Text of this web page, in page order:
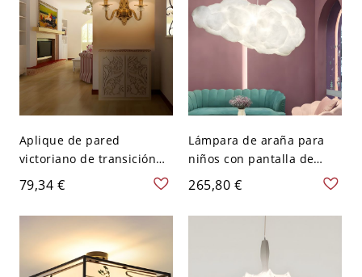
Aplique de pared
victoriano de transición
acabado en latón
ornamentado con pantalla
de campana de tela - 110
A 120 V 2
79,34 €
Lámpara de araña para
niños con pantalla de
resina blanca y longitud
de suspensión ajustable -
110 A 120 V 59,69 cm
265,80 €